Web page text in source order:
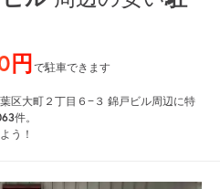
円で駐車できます
区大町２丁目６−３ 錦戸ビル周辺に特
件。
う！